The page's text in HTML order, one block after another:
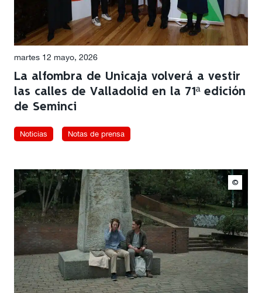
martes 12 mayo, 2026
La alfombra de Unicaja volverá a vestir
las calles de Valladolid en la 71ª edición
de Seminci
Noticias Notas de prensa
©